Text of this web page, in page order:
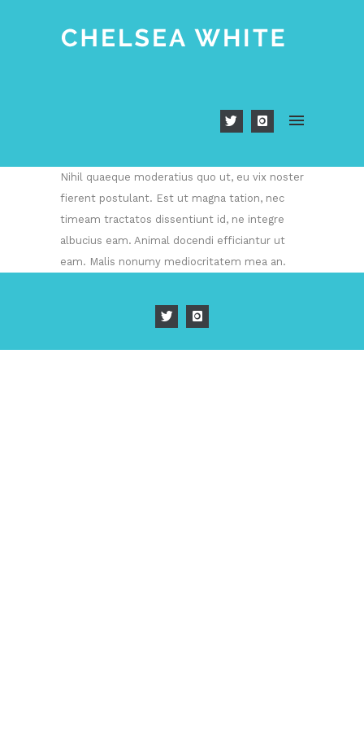
Nihil quaeque moderatius quo ut, eu vix noster
fierent postulant. Est ut magna tation, nec
timeam tractatos dissentiunt id, ne integre
albucius eam. Animal docendi efficiantur ut
eam. Malis nonumy mediocritatem mea an.